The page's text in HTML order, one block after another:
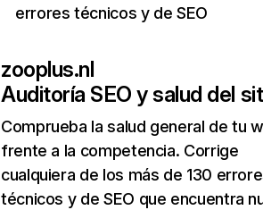
errores técnicos y de SEO
zooplus.nl
Auditoría SEO y salud del
Comprueba la salud general de tu
frente a la competencia. Corrige
cualquiera de los más de 130
técnicos y de SEO que encuentra